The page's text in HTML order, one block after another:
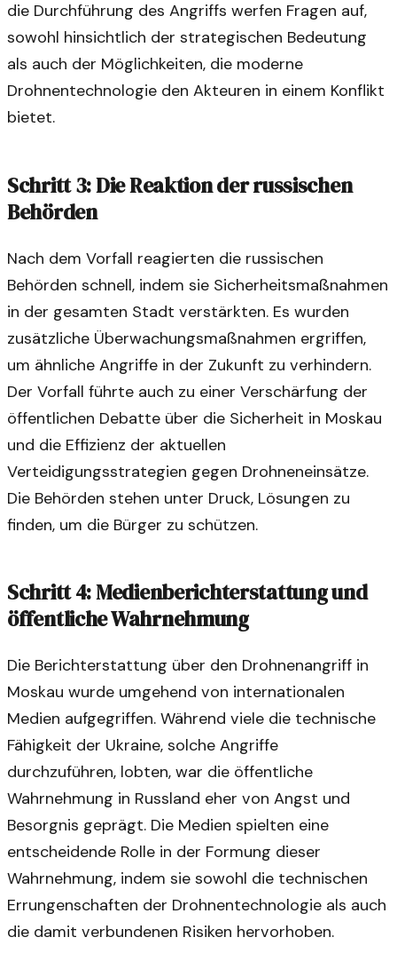
die Durchführung des Angriffs werfen Fragen auf,
sowohl hinsichtlich der strategischen Bedeutung
als auch der Möglichkeiten, die moderne
Drohnentechnologie den Akteuren in einem Konflikt
bietet.
Schritt 3: Die Reaktion der russischen
Behörden
Nach dem Vorfall reagierten die russischen
Behörden schnell, indem sie Sicherheitsmaßnahmen
in der gesamten Stadt verstärkten. Es wurden
zusätzliche Überwachungsmaßnahmen ergriffen,
um ähnliche Angriffe in der Zukunft zu verhindern.
Der Vorfall führte auch zu einer Verschärfung der
öffentlichen Debatte über die Sicherheit in Moskau
und die Effizienz der aktuellen
Verteidigungsstrategien gegen Drohneneinsätze.
Die Behörden stehen unter Druck, Lösungen zu
finden, um die Bürger zu schützen.
Schritt 4: Medienberichterstattung und
öffentliche Wahrnehmung
Die Berichterstattung über den Drohnenangriff in
Moskau wurde umgehend von internationalen
Medien aufgegriffen. Während viele die technische
Fähigkeit der Ukraine, solche Angriffe
durchzuführen, lobten, war die öffentliche
Wahrnehmung in Russland eher von Angst und
Besorgnis geprägt. Die Medien spielten eine
entscheidende Rolle in der Formung dieser
Wahrnehmung, indem sie sowohl die technischen
Errungenschaften der Drohnentechnologie als auch
die damit verbundenen Risiken hervorhoben.